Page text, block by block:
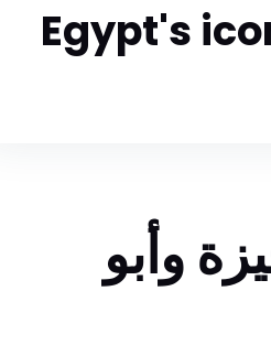
Egypt's
وأبو